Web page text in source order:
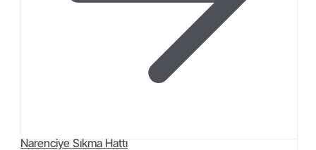
Narenciye Sıkma Hattı